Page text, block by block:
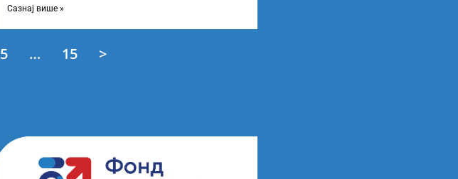
Конкурсу за доделу награда ученицима
Сазнај више »
5 … 15 >